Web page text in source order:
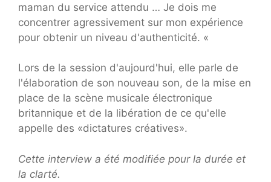
maman du service attendu … Je dois me
concentrer agressivement sur mon expérience
pour obtenir un niveau d'authenticité. «
Lors de la session d'aujourd'hui, elle parle de
l'élaboration de son nouveau son, de la mise en
place de la scène musicale électronique
britannique et de la libération de ce qu'elle
appelle des «dictatures créatives».
Cette interview a été modifiée pour la durée et
la clarté.